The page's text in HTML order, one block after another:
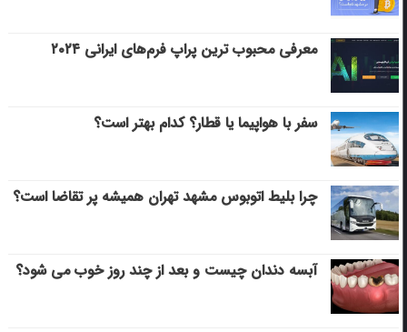
معرفی محبوب ترین پراپ فرم‌های ایرانی ۲۰۲۴
سفر با هواپیما یا قطار؟ کدام بهتر است؟
چرا بلیط اتوبوس مشهد تهران همیشه پر تقاضا است؟
آبسه دندان چیست و بعد از چند روز خوب می‌ شود؟